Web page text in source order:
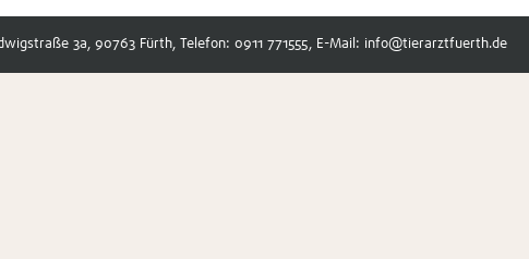
3a, 90763 Fürth, Telefon: 0911 771555, E-Mail: info@tierarztfuerth.de